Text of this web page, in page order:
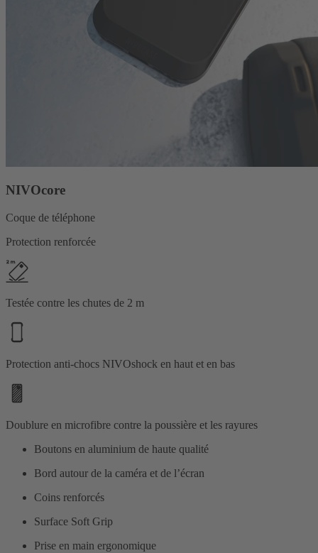
NIVOcore
Coque de téléphone
Protection renforcée
Testée contre les chutes de 2 m
Protection anti-chocs NIVOshock en haut et en bas
Doublure en microfibre contre la poussière et les rayures
Boutons en aluminium de haute qualité
Bord autour de la caméra et de l’écran
Coins renforcés
Surface Soft Grip
Prise en main ergonomique